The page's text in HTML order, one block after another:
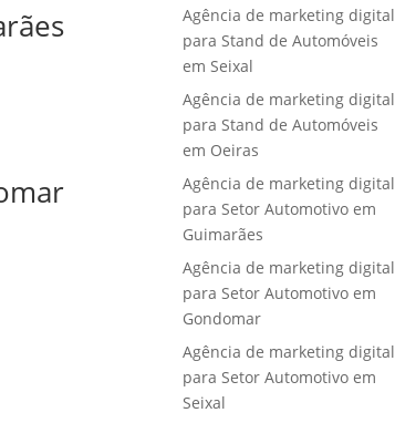
Agência de marketing digital
para Stand de Automóveis
em Seixal
Agência de marketing digital
para Stand de Automóveis
em Oeiras
Agência de marketing digital
para Setor Automotivo em
Guimarães
Agência de marketing digital
para Setor Automotivo em
Gondomar
Agência de marketing digital
para Setor Automotivo em
Seixal